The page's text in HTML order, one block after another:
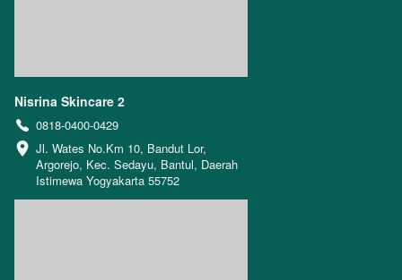
Nisrina Skincare 2
0818-0400-0429
Jl. Wates No.Km 10, Bandut Lor,
Argorejo, Kec. Sedayu, Bantul, Daerah
Istimewa Yogyakarta 55752